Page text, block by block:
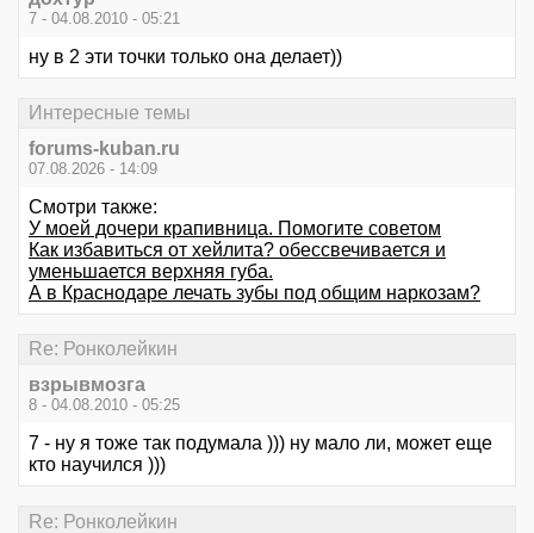
7 - 04.08.2010 - 05:21
ну в 2 эти точки только она делает))
Интересные темы
forums-kuban.ru
07.08.2026 - 14:09
Смотри также:
У моей дочери крапивница. Помогите советом
Как избавиться от хейлита? обессвечивается и
уменьшается верхняя губа.
А в Краснодаре лечать зубы под общим наркозам?
Re: Ронколейкин
взрывмозга
8 - 04.08.2010 - 05:25
7 - ну я тоже так подумала ))) ну мало ли, может еще
кто научился )))
Re: Ронколейкин